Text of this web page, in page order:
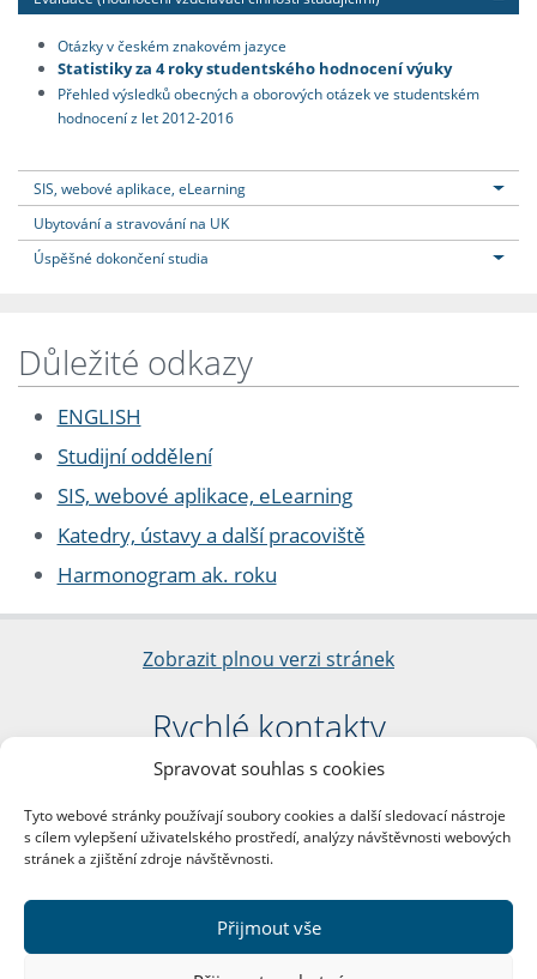
Spravovat souhlas s cookies
Tyto webové stránky používají soubory cookies a další sledovací nástroje
s cílem vylepšení uživatelského prostředí, analýzy návštěvnosti webových
stránek a zjištění zdroje návštěvnosti.
Přijmout vše
Otázky v českém znakovém jazyce
Statistiky za 4 roky studentského hodnocení výuky
Přehled výsledků obecných a oborových otázek ve studentském
hodnocení z let 2012-2016
SIS, webové aplikace, eLearning
Ubytování a stravování na UK
Úspěšné dokončení studia
Důležité odkazy
ENGLISH
Studijní oddělení
SIS, webové aplikace, eLearning
Katedry, ústavy a další pracoviště
Harmonogram ak. roku
Zobrazit plnou verzi stránek
Rychlé kontakty
Filozofická fakulta
nám. Jana Palacha 1/2
116 38 Praha 1
DIČ: CZ00216208
Další kontakty